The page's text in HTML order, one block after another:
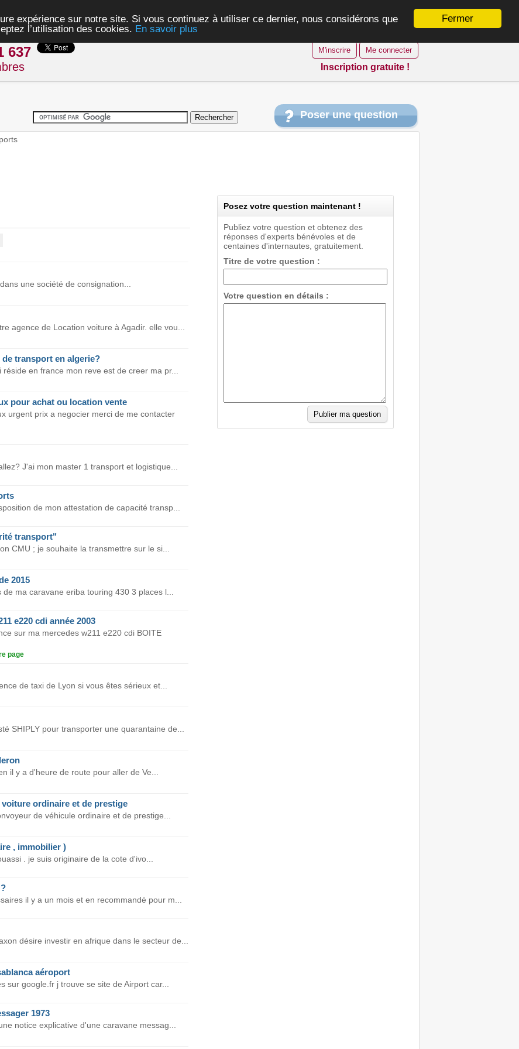
Fermer
expérience sur notre site. Si vous continuez à utiliser ce dernier, nous considérons que
l’utilisation des cookies. En savoir plus
637 M'inscrire Me connecter
Inscription gratuite !
Poser une question
une société de consignation...
agence de Location voiture à Agadir. elle vou...
transport en algerie?
en france mon reve est de creer ma pr...
pour achat ou location vente
urgent prix a negocier merci de me contacter
J'ai mon master 1 transport et logistique...
de mon attestation de capacité transp...
transport"
CMU ; je souhaite la transmettre sur le si...
2015
ma caravane eriba touring 430 3 places l...
e220 cdi année 2003
sur ma mercedes w211 e220 cdi BOITE
page
de taxi de Lyon si vous êtes sérieux et...
SHIPLY pour transporter une quarantaine de...
il y a d'heure de route pour aller de Ve...
ordinaire et de prestige
de véhicule ordinaire et de prestige...
, immobilier )
. je suis originaire de la cote d'ivo...
il y a un mois et en recommandé pour m...
désire investir en afrique dans le secteur de...
aéroport
sur google.fr j trouve se site de Airport car...
1973
notice explicative d'une caravane messag...
Posez votre question maintenant !
Publiez votre question et obtenez des
réponses d'experts bénévoles et de
centaines d'internautes, gratuitement.
Titre de votre question :
Votre question en détails :